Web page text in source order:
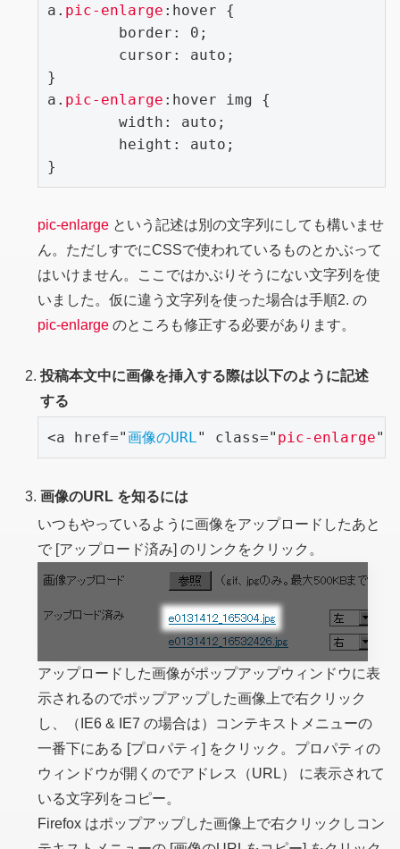
a. pic-enlarge :hover {
}
a. pic-enlarge :hover img {
pic-enlarge という記述は別の文字列にしても構いませ
ん。ただしすでにCSSで使われているものとかぶって
はいけません。ここではかぶりそうにない文字列を使
いました。仮に違う文字列を使った場合は手順2. の
pic-enlarge のところも修正する必要があります。
投稿本文中に画像を挿入する際は以下のように記述
する
<a href="画像のURL" class=" pic-enlarge"
画像のURL を知るには
いつもやっているように画像をアップロードしたあと
で [アップロード済み] のリンクをクリック。
アップロードした画像がポップアップウィンドウに表
示されるのでポップアップした画像上で右クリック
し、
（IE6 & IE7 の場合は）
コンテキストメニューの
一番下にある [プロパティ] をクリック。プロパティの
ウィンドウが開くのでアドレス（URL） に表示されて
いる文字列をコピー。
Firefox はポップアップした画像上で右クリックしコン